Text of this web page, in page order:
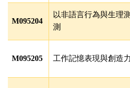
M095204
以非語言行為與生理
測
M095205 工作記憶表現與創造